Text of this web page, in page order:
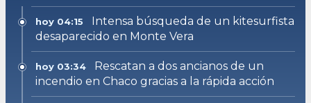
hoy 04:15
Intensa búsqueda de un kitesurfista
desaparecido en Monte Vera
hoy 03:34
Rescatan a dos ancianos de un
incendio en Chaco gracias a la rápida acción